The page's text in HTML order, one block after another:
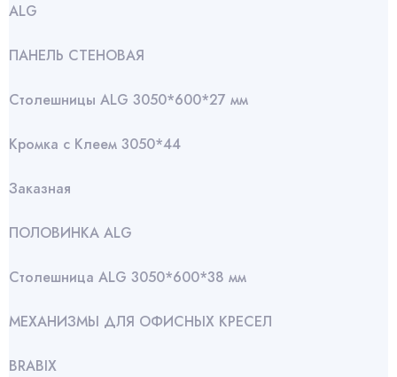
АLG
ПАНЕЛЬ СТЕНОВАЯ
Столешницы ALG 3050*600*27 мм
Кромка с Клеем 3050*44
Заказная
ПОЛОВИНКА ALG
Столешница ALG 3050*600*38 мм
МЕХАНИЗМЫ ДЛЯ ОФИСНЫХ КРЕСЕЛ
BRABIX